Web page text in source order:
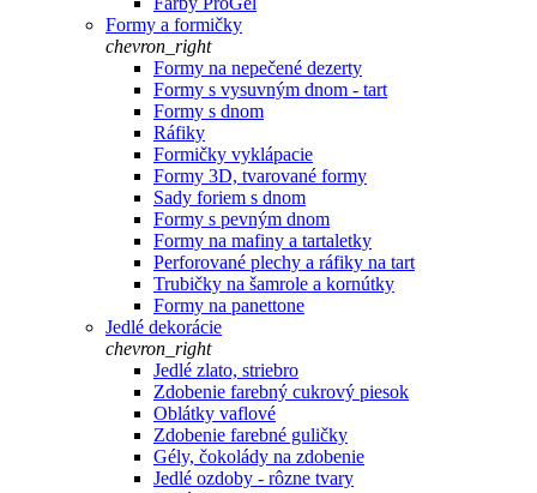
Formy a formičky
chevron_right
Formy na nepečené dezerty
Formy s vysuvným dnom - tart
Formy s dnom
Ráfiky
Formičky vyklápacie
Formy 3D, tvarované formy
Sady foriem s dnom
Formy s pevným dnom
Formy na mafiny a tartaletky
Perforované plechy a ráfiky na tart
Trubičky na šamrole a kornútky
Formy na panettone
Jedlé dekorácie
chevron_right
Jedlé zlato, striebro
Zdobenie farebný cukrový piesok
Oblátky vaflové
Zdobenie farebné guličky
Gély, čokolády na zdobenie
Jedlé ozdoby - rôzne tvary